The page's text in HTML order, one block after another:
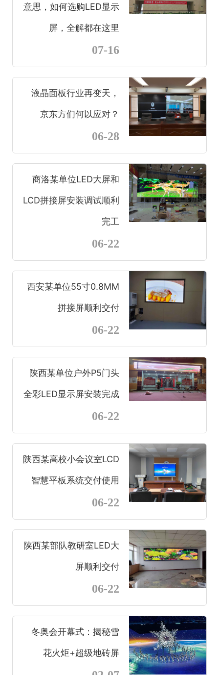
意思，如何选购LED显示
屏，全解都在这里
07-16
液晶面板行业再变天，
京东方们何以应对？
06-28
商洛某单位LED大屏和
LCD拼接屏安装调试顺利
完工
06-22
西安某单位55寸0.8MM
拼接屏顺利交付
06-22
陕西某单位户外P5门头
全彩LED显示屏安装完成
06-22
陕西某高校小会议室LCD
智慧平板系统交付使用
06-22
陕西某部队教研室LED大
屏顺利交付
06-22
冬奥会开幕式：揭秘雪
花火炬+超级地砖屏